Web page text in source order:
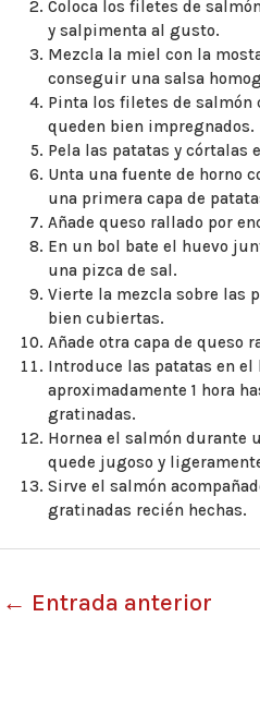
Coloca los filetes de
y salpimenta al gusto.
Mezcla la miel con la
conseguir una salsa
Pinta los filetes de salmón
queden bien impregnados.
Pela las patatas y córtalas
Unta una fuente de horno
una primera capa de
Añade queso rallado por
En un bol bate el huevo
una pizca de sal.
Vierte la mezcla sobre las
bien cubiertas.
Añade otra capa de queso
Introduce las patatas en el
aproximadamente 1 hora
gratinadas.
Hornea el salmón durante
quede jugoso y
Sirve el salmón
gratinadas recién hechas.
← Entrada anterior